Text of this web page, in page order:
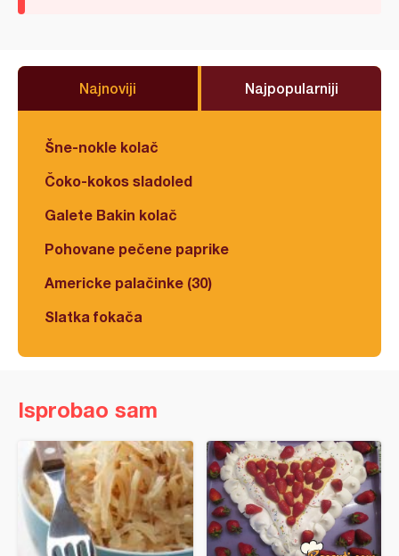
Najnoviji Najpopularniji
Šne-nokle kolač
Čoko-kokos sladoled
Galete Bakin kolač
Pohovane pečene paprike
Americke palačinke (30)
Slatka fokača
Isprobao sam